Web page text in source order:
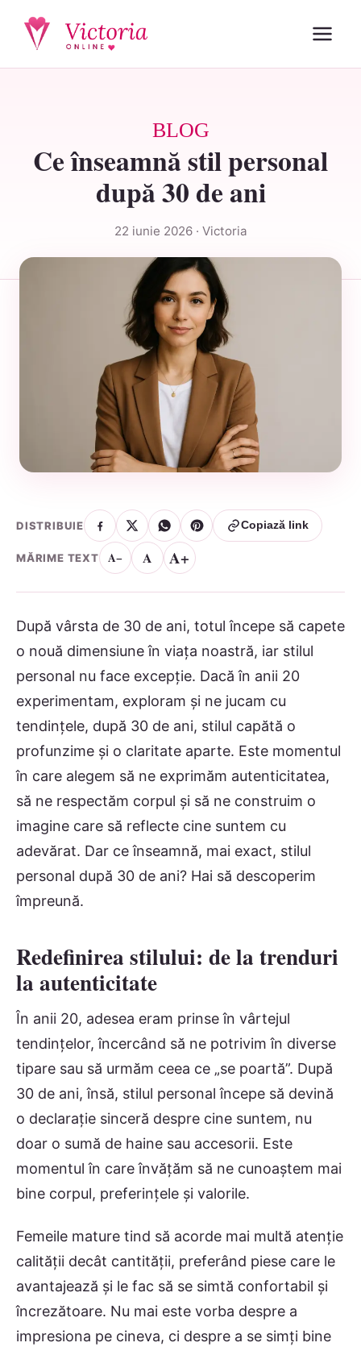
BLOG
Ce înseamnă stil personal
după 30 de ani
22 iunie 2026 · Victoria
DISTRIBUIE Copiază link
MĂRIME TEXT A− A A+
După vârsta de 30 de ani, totul începe să capete
o nouă dimensiune în viața noastră, iar stilul
personal nu face excepție. Dacă în anii 20
experimentam, exploram și ne jucam cu
tendințele, după 30 de ani, stilul capătă o
profunzime și o claritate aparte. Este momentul
în care alegem să ne exprimăm autenticitatea,
să ne respectăm corpul și să ne construim o
imagine care să reflecte cine suntem cu
adevărat. Dar ce înseamnă, mai exact, stilul
personal după 30 de ani? Hai să descoperim
împreună.
Redefinirea stilului: de la trenduri
la autenticitate
În anii 20, adesea eram prinse în vârtejul
tendințelor, încercând să ne potrivim în diverse
tipare sau să urmăm ceea ce „se poartă”. După
30 de ani, însă, stilul personal începe să devină
o declarație sinceră despre cine suntem, nu
doar o sumă de haine sau accesorii. Este
momentul în care învățăm să ne cunoaștem mai
bine corpul, preferințele și valorile.
Femeile mature tind să acorde mai multă atenție
calității decât cantității, preferând piese care le
avantajează și le fac să se simtă confortabil și
încrezătoare. Nu mai este vorba despre a
impresiona pe cineva, ci despre a se simți bine